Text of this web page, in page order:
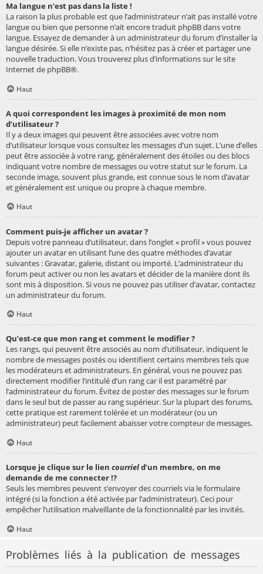
Ma langue n’est pas dans la liste !
La raison la plus probable est que l’administrateur n’ait pas installé votre
langue ou bien que personne n’ait encore traduit phpBB dans votre
langue. Essayez de demander à un administrateur du forum d’installer la
langue désirée. Si elle n’existe pas, n’hésitez pas à créer et partager une
nouvelle traduction. Vous trouverez plus d’informations sur le site
Internet de phpBB®.
Haut
A quoi correspondent les images à proximité de mon nom
d’utilisateur ?
Il y a deux images qui peuvent être associées avec votre nom
d’utilisateur lorsque vous consultez les messages d’un sujet. L’une d’elles
peut être associée à votre rang, généralement des étoiles ou des blocs
indiquant votre nombre de messages ou votre statut sur le forum. La
seconde image, souvent plus grande, est connue sous le nom d’avatar
et généralement est unique ou propre à chaque membre.
Haut
Comment puis-je afficher un avatar ?
Depuis votre panneau d’utilisateur, dans l’onglet « profil » vous pouvez
ajouter un avatar en utilisant l’une des quatre méthodes d’avatar
suivantes : Gravatar, galerie, distant ou importé. L’administrateur du
forum peut activer ou non les avatars et décider de la manière dont ils
sont mis à disposition. Si vous ne pouvez pas utiliser d’avatar, contactez
un administrateur du forum.
Haut
Qu’est-ce que mon rang et comment le modifier ?
Les rangs, qui peuvent être associés au nom d’utilisateur, indiquent le
nombre de messages postés ou identifient certains membres tels que
les modérateurs et administrateurs. En général, vous ne pouvez pas
directement modifier l’intitulé d’un rang car il est paramétré par
l’administrateur du forum. Évitez de poster des messages sur le forum
dans le seul but de passer au rang supérieur. Sur la plupart des forums,
cette pratique est rarement tolérée et un modérateur (ou un
administrateur) peut facilement abaisser votre compteur de messages.
Haut
Lorsque je clique sur le lien courrield’un membre, on me
demande de me connecter !?
Seuls les membres peuvent s’envoyer des courriels via le formulaire
intégré (si la fonction a été activée par l’administrateur). Ceci pour
empêcher l’utilisation malveillante de la fonctionnalité par les invités.
Haut
Problèmes liés à la publication de messages